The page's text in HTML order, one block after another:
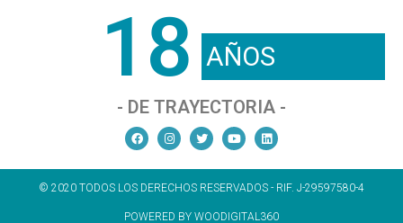
18 AÑOS
- DE TRAYECTORIA -
© 2020 TODOS LOS DERECHOS RESERVADOS - RIF. J-29597580-4
POWERED BY WOODIGITAL360